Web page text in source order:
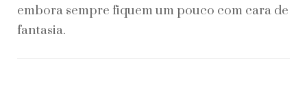
embora sempre fiquem um pouco com cara de
fantasia.